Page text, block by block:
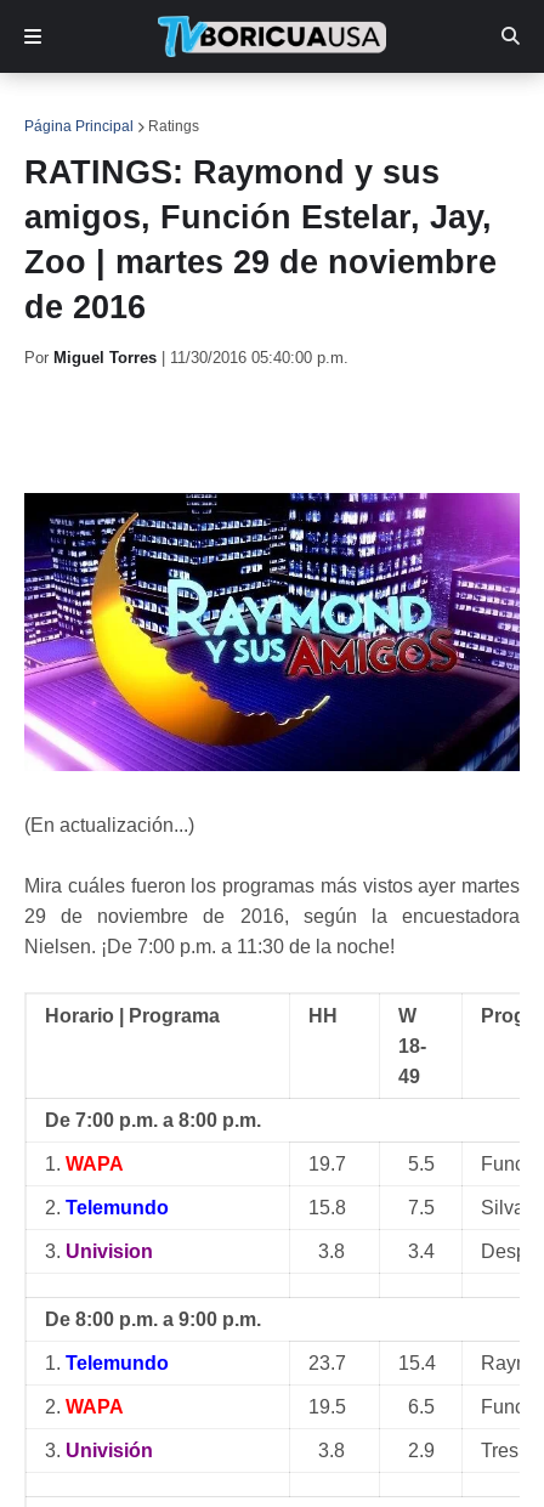
Página Principal Ratings
RATINGS: Raymond y sus
amigos, Función Estelar, Jay,
Zoo | martes 29 de noviembre
de 2016
Por Miguel Torres 11/30/2016 05:40:00 p.m.
(En actualización...)
Mira cuáles fueron los programas más vistos ayer martes
29 de noviembre de 2016, según la encuestadora
Nielsen. ¡De 7:00 p.m. a 11:30 de la noche!
Horario | Programa HH
W
18-
49
De 7:00 p.m. a 8:00 p.m.
1. WAPA 19.7 5.5
2. Telemundo 15.8 7.5
3. Univision 3.8 3.4
De 8:00 p.m. a 9:00 p.m.
1. Telemundo 23.7 15.4
2. WAPA 19.5 6.5
3. Univisión 3.8 2.9 Tres